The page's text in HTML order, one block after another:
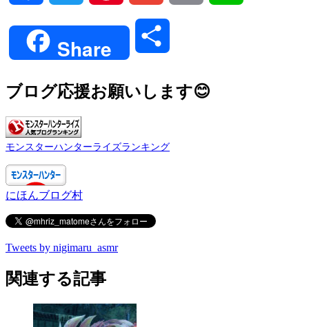
Share
ブログ応援お願いします😊
モンスターハンターライズランキング
にほんブログ村
Tweets by nigimaru_asmr
関連する記事